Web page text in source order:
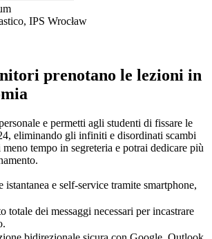
IPS Wrocław
prenotano le lezioni in
e permetti agli studenti di fissare le
eliminando gli infiniti e disordinati scambi
tempo in segreteria e potrai dedicare più
istantanea e self-service tramite smartphone,
totale dei messaggi necessari per incastrare